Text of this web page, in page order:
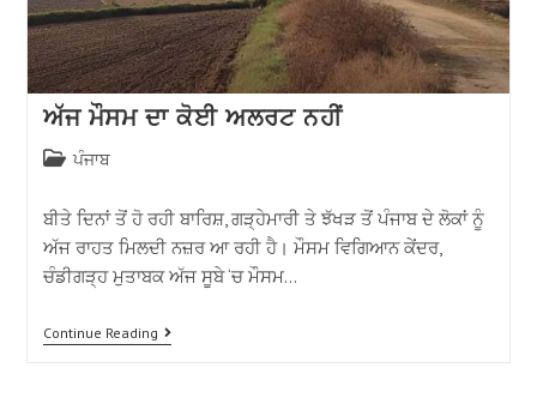
ਅੱਜ ਮੌਸਮ ਦਾ ਕੋਈ ਅਲਰਟ ਨਹੀਂ
ਪੰਜਾਬ
ਬੀਤੇ ਦਿਨਾਂ ਤੋਂ ਹੋ ਰਹੀ ਬਾਰਿਸ਼, ਗੜ੍ਹੇਮਾਰੀ ਤੇ ਝੱਖੜ ਤੋਂ ਪੰਜਾਬ ਦੇ ਲੋਕਾਂ ਨੂੰ
ਅੱਜ ਰਾਹਤ ਮਿਲਦੀ ਨਜ਼ਰ ਆ ਰਹੀ ਹੈ। ਮੌਸਮ ਵਿਗਿਆਨ ਕੇਂਦਰ,
ਚੰਡੀਗੜ੍ਹ ਮੁਤਾਬਕ ਅੱਜ ਸੂਬੇ ‘ਚ ਮੌਸਮ…
Continue Reading